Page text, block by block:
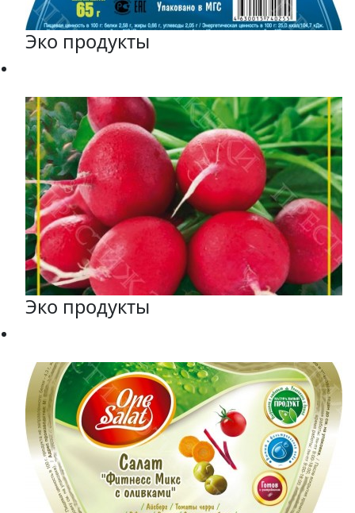
Эко продукты
Эко продукты